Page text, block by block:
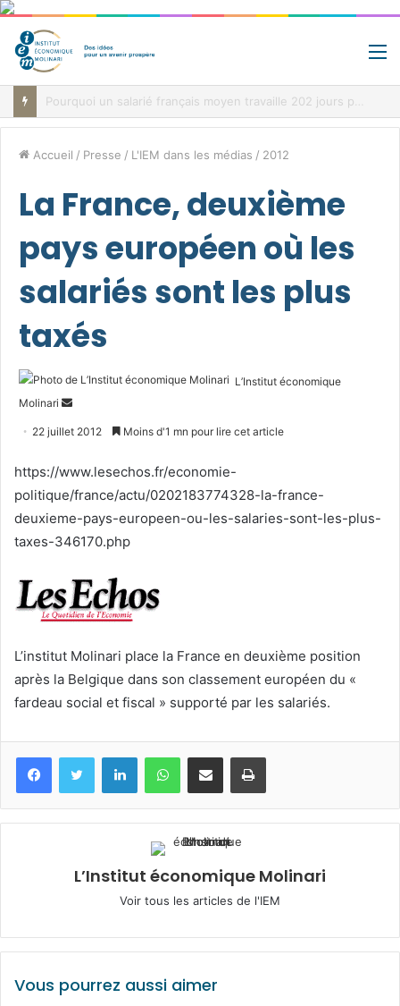
Accueil / Presse / L'IEM dans les médias / 2012
La France, deuxième
pays européen où les
salariés sont les plus
taxés
L’Institut économique
Molinari
Envoyer
22 juillet 2012 Moins d'1 mn pour lire cet article
https://www.lesechos.fr/economie-
politique/france/actu/0202183774328-la-france-
deuxieme-pays-europeen-ou-les-salaries-sont-les-plus-
taxes-346170.php
L’institut Molinari place la France en deuxième position
après la Belgique dans son classement européen du «
fardeau social et fiscal » supporté par les salariés.
FacebookTwitter LinkedinWhatsApp
Partagez par mail Imprimez
L’Institut économique Molinari
Voir tous les articles de l'IEM
Vous pourrez aussi aimer